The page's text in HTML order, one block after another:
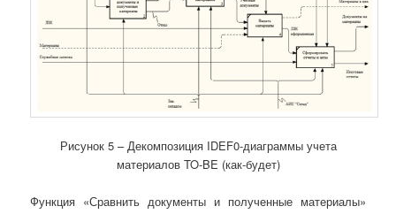
Рисунок 5 – Декомпозиция IDEF0-диаграммы учета
материалов TO-BE (как-будет)
Функция «Сравнить документы и полученные материалы»